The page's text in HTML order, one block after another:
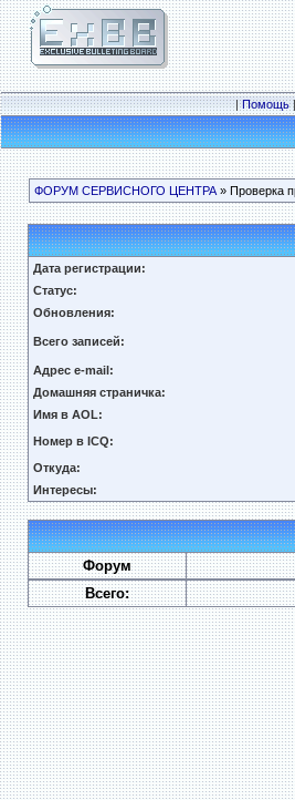
|Помощь
ФОРУМ СЕРВИСНОГО ЦЕНТРА» Проверка
Дата регистрации:
Статус:
Обновления:
Всего записей:
Адрес e-mail:
Домашняя страничка:
Имя в AOL:
Номер в ICQ:
Откуда:
Интересы:
Форум
Всего: